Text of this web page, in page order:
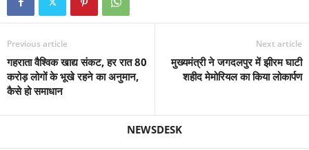
Previous article
गहराता वैश्विक खाद्य संकट, हर रात 80
करोड़ लोगों के भूखे रहने का अनुमान,
कैसे हो समाधान
Next article
मुख्यमंत्री ने जगदलपुर में झीरम घाटी
शहीद मेमोरियल का किया लोकार्पण
NEWSDESK